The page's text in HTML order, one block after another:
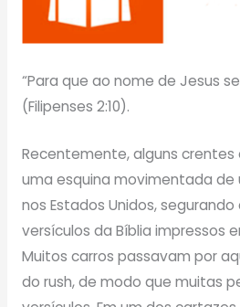
“Para que ao nome de Jesus
(Filipenses 2:10).
Recentemente, alguns
uma esquina movimentada de
nos Estados Unidos,
versículos da Bíblia impressos
Muitos carros passavam por
do rush, de modo que muitas